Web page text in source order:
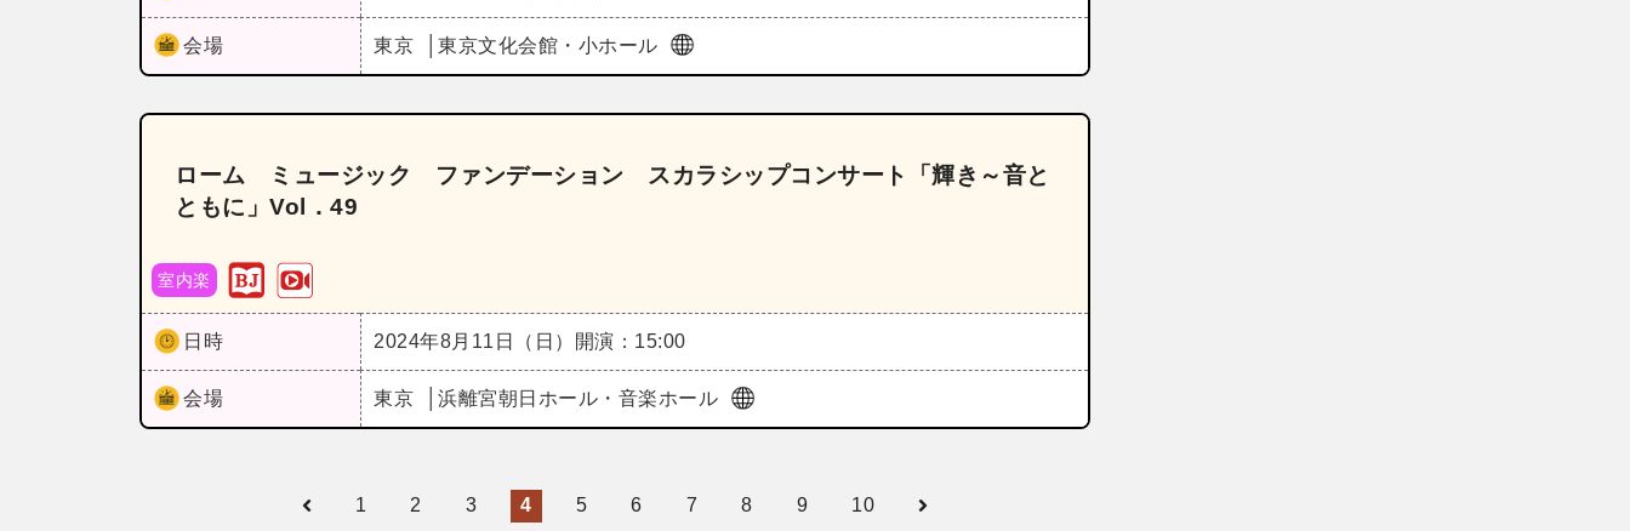
会場 東京 東京文化会館・小ホール
ローム ミュージック ファンデーション スカラシップコンサート「輝き～音と
ともに」Vol．49
室内楽
日時 2024年8月11日（日） 開演：15:00
会場 東京 浜離宮朝日ホール・音楽ホール
1 2 3 4 5 6 7 8 9 10